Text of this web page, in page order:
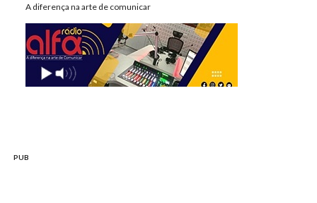
A diferença na arte de comunicar
PUB